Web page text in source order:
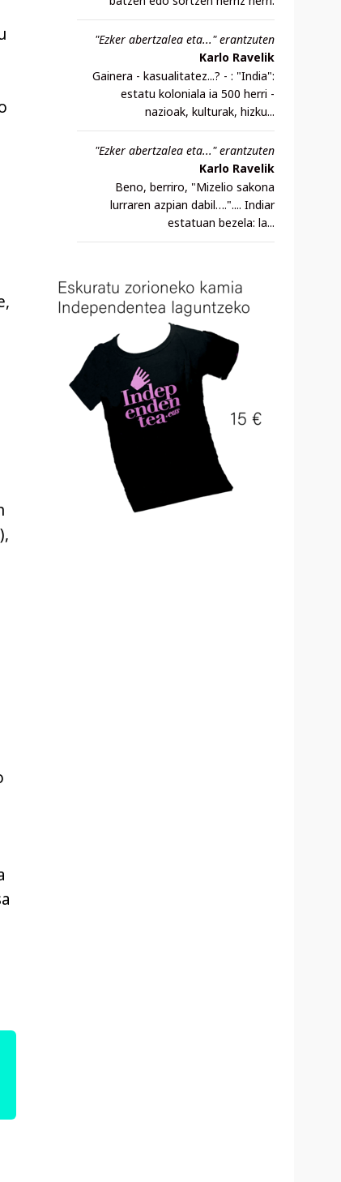
"Ezker abertzalea eta..." erantzuten
Karlo Ravelik
Gainera - kasualitatez...? - : "India":
estatu koloniala ia 500 herri -
nazioak, kulturak, hizku...
"Ezker abertzalea eta..." erantzuten
Karlo Ravelik
Beno, berriro, "Mizelio sakona
lurraren azpian dabil….".... Indiar
estatuan bezela: la...